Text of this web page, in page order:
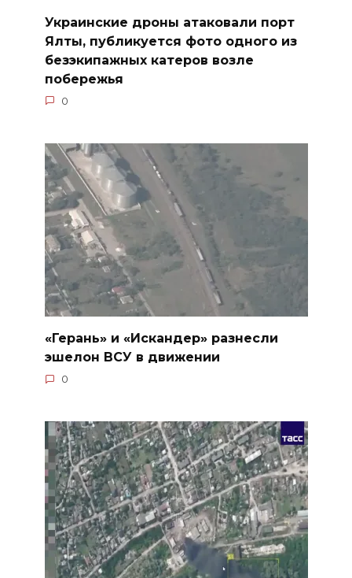
Украинские дроны атаковали порт
Ялты, публикуется фото одного из
безэкипажных катеров возле
побережья
0
«Герань» и «Искандер» разнесли
эшелон ВСУ в движении
0